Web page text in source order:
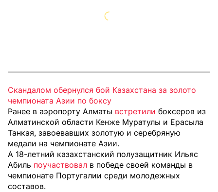
Скандалом обернулся бой Казахстана за золото
чемпионата Азии по боксу
Ранее в аэропорту Алматы встретили боксеров из
Алматинской области Кенже Муратулы и Ерасыла
Танкая, завоевавших золотую и серебряную
медали на чемпионате Азии.
А 18-летний казахстанский полузащитник Ильяс
Абиль поучаствовал в победе своей команды в
чемпионате Португалии среди молодежных
составов.